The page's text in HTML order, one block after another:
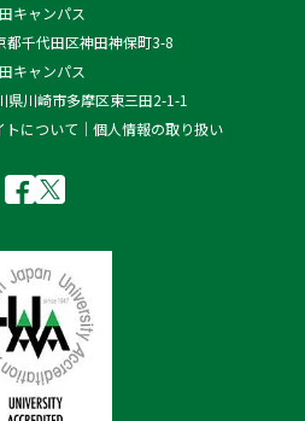
キャンパス
都千代田区神田神保町3-8
キャンパス
県川崎市多摩区東三田2-1-1
トについて 個人情報の取り扱い